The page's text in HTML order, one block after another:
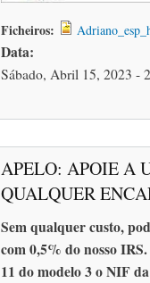
Ficheiros:
Data:
Sábado, Abril 15, 2023 -
APELO: APOIE A
QUALQUER
Sem qualquer custo,
com 0,5% do nosso IRS.
11 do modelo 3 o NIF